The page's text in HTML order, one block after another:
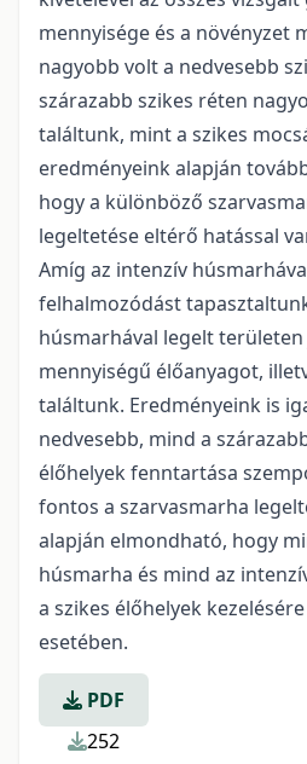
mennyisége és a növényzet
nagyobb volt a nedvesebb
szárazabb szikes réten
találtunk, mint a szikes
eredményeink alapján
hogy a különböző
legeltetése eltérő hatással
Amíg az intenzív
felhalmozódást
húsmarhával legelt
mennyiségű élőanyagot,
találtunk. Eredményeink is
nedvesebb, mind a
élőhelyek fenntartása
fontos a szarvasmarha
alapján elmondható, hogy
húsmarha és mind az
a szikes élőhelyek
esetében.
PDF
252